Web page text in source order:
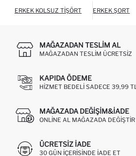
ERKEK KOLSUZ TIŞÖRT ERKEK ŞORT
MAĞAZADAN TESLIM AL
MAĞAZADAN TESLIM ÜCRETSIZ
KAPIDA ÖDEME
HIZMET BEDELI SADECE 39,99 TL
MAĞAZADA DEĞIŞIM&İADE
ONLINE AL MAĞAZADA DEĞIŞTIR
ÜCRETSIZ IADE
30 GÜN IÇERISINDE IADE ET